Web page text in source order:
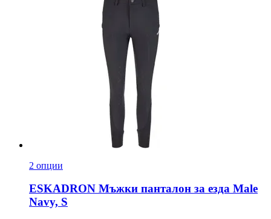
2 опции
ESKADRON Мъжки панталон за езда Male
Navy, S